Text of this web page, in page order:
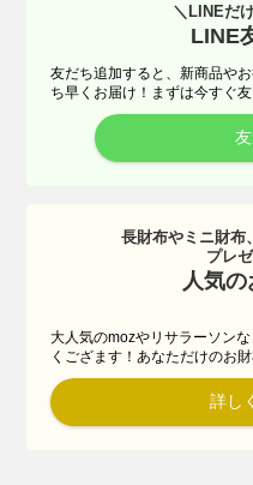
＼LINEだ
LINE
友だち追加すると、新商品や
ち早くお届け！まずは今すぐ友
長財布やミニ財布
プレ
人気
大人気のmozやリサラーソン
くござます！あなただけのお
詳し